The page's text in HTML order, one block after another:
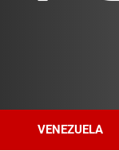
VENEZUELA